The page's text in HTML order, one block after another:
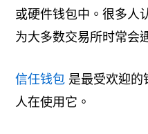
或硬件钱包中。很多人
为大多数交易所时常会
信任钱包 是最受欢迎的
人在使用它。